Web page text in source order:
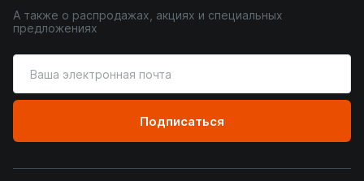
А также о распродажах, акциях и специальных
предложениях
ваш
адрес
почты
Подписаться